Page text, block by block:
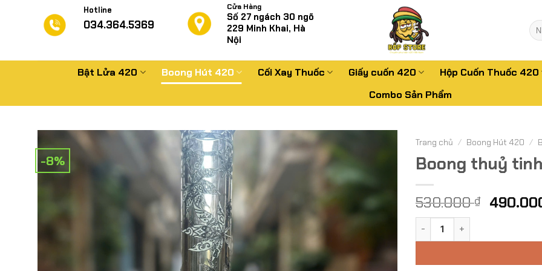
Hotline
034.364.5369
Cửa Hàng
Số 27 ngách 30 ngõ
229 Minh Khai, Hà
Nội
Tìm
Bật Lửa 420 Boong Hút 420 Cối Xay Thuốc Giấy cuốn 420 Hộp Cuốn Thuốc 420
Combo Sản Phẩm
-8%
Trang chủ / Boong Hút 420 /
Boong thuỷ
530.000₫ Giá
Boong thuỷ tinh Leaf bigsize